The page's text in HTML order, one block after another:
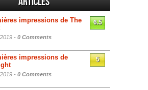
impressions de The
- 0 Comments
6.5
impressions de
- 0 Comments
5